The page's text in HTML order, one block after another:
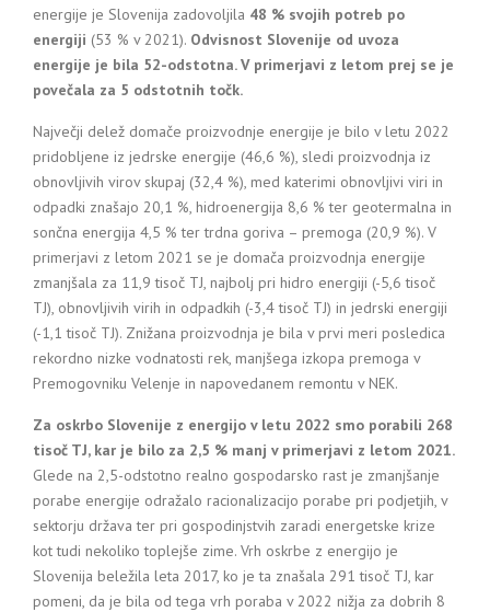
energije je Slovenija zadovoljila 48 % svojih potreb po
energiji (53 % v 2021). Odvisnost Slovenije od uvoza
energije je bila 52-odstotna. V primerjavi z letom prej se je
povečala za 5 odstotnih točk.
Največji delež domače proizvodnje energije je bilo v letu 2022
pridobljene iz jedrske energije (46,6 %), sledi proizvodnja iz
obnovljivih virov skupaj (32,4 %), med katerimi obnovljivi viri in
odpadki znašajo 20,1 %, hidroenergija 8,6 % ter geotermalna in
sončna energija 4,5 % ter trdna goriva – premoga (20,9 %). V
primerjavi z letom 2021 se je domača proizvodnja energije
zmanjšala za 11,9 tisoč TJ, najbolj pri hidro energiji (-5,6 tisoč
TJ), obnovljivih virih in odpadkih (-3,4 tisoč TJ) in jedrski energiji
(-1,1 tisoč TJ). Znižana proizvodnja je bila v prvi meri posledica
rekordno nizke vodnatosti rek, manjšega izkopa premoga v
Premogovniku Velenje in napovedanem remontu v NEK.
Za oskrbo Slovenije z energijo v letu 2022 smo porabili 268
tisoč TJ, kar je bilo za 2,5 % manj v primerjavi z letom 2021.
Glede na 2,5-odstotno realno gospodarsko rast je zmanjšanje
porabe energije odražalo racionalizacijo porabe pri podjetjih, v
sektorju država ter pri gospodinjstvih zaradi energetske krize
kot tudi nekoliko toplejše zime. Vrh oskrbe z energijo je
Slovenija beležila leta 2017, ko je ta znašala 291 tisoč TJ, kar
pomeni, da je bila od tega vrh poraba v 2022 nižja za dobrih 8